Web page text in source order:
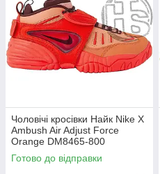
Чоловічі кросівки Найк Nike X
Ambush Air Adjust Force
Orange DM8465-800
Готово до відправки